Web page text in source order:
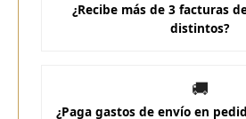
¿Recibe más de 3 facturas
distintos?
🚚
¿Paga gastos de envío en